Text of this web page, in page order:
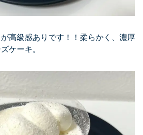
高級感ありです！！柔らかく、濃厚
ケーキ。